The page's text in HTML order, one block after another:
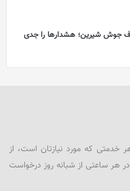
جوش شیرین؛ هشدارها را جدی
خدمتی که مورد نیازتان است، از
هر ساعتی از شبانه روز درخواست